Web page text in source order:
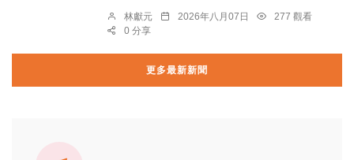
林獻元 2026年八月07日
277 觀看
0 分享
更多最新新聞